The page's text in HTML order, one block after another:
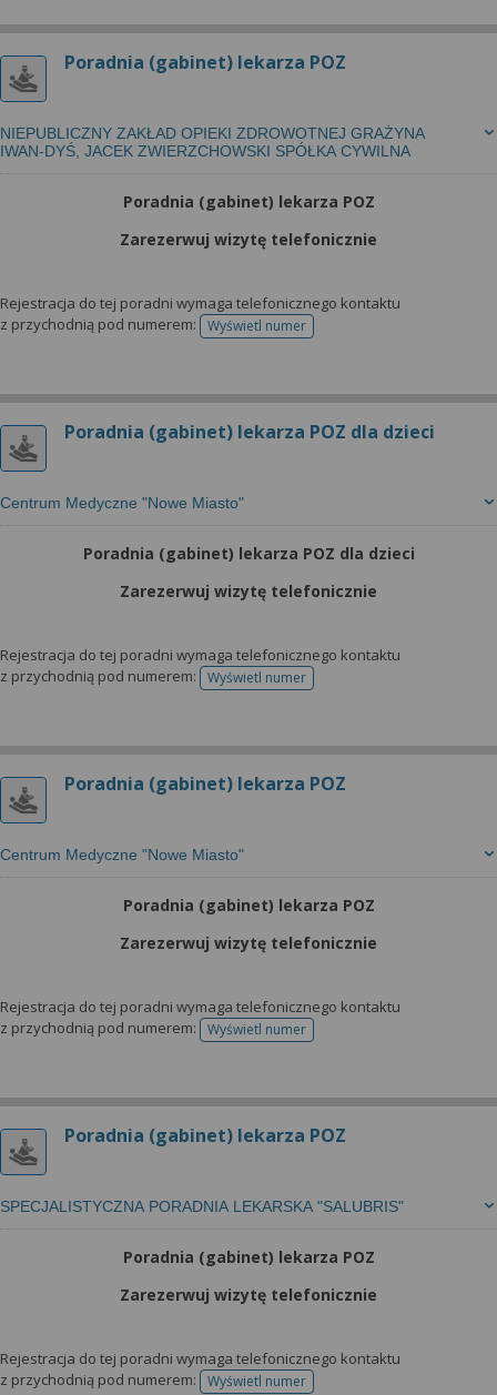
Poradnia (gabinet) lekarza POZ
NIEPUBLICZNY ZAKŁAD OPIEKI ZDROWOTNEJ GRAŻYNA
IWAN-DYŚ, JACEK ZWIERZCHOWSKI SPÓŁKA CYWILNA
Poradnia (gabinet) lekarza POZ
Zarezerwuj wizytę telefonicznie
Rejestracja do tej poradni wymaga telefonicznego kontaktu
z przychodnią pod numerem:
Wyświetl numertelefonu do rejestracji
Poradnia (gabinet) lekarza POZ dla dzieci
Centrum Medyczne "Nowe Miasto"
Poradnia (gabinet) lekarza POZ dla dzieci
Zarezerwuj wizytę telefonicznie
Rejestracja do tej poradni wymaga telefonicznego kontaktu
z przychodnią pod numerem:
Wyświetl numertelefonu do rejestracji
Poradnia (gabinet) lekarza POZ
Centrum Medyczne "Nowe Miasto"
Poradnia (gabinet) lekarza POZ
Zarezerwuj wizytę telefonicznie
Rejestracja do tej poradni wymaga telefonicznego kontaktu
z przychodnią pod numerem:
Wyświetl numertelefonu do rejestracji
Poradnia (gabinet) lekarza POZ
SPECJALISTYCZNA PORADNIA LEKARSKA "SALUBRIS"
Poradnia (gabinet) lekarza POZ
Zarezerwuj wizytę telefonicznie
Rejestracja do tej poradni wymaga telefonicznego kontaktu
z przychodnią pod numerem:
Wyświetl numertelefonu do rejestracji